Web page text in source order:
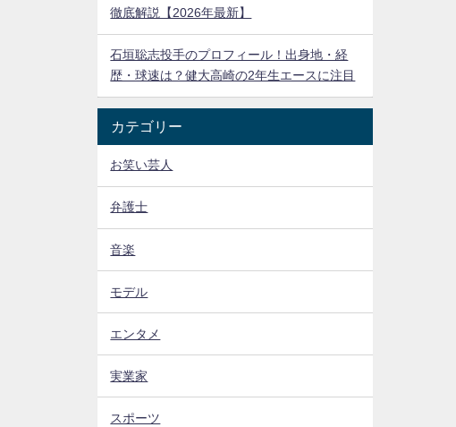
徹底解説【2026年最新】
石垣聡志投手のプロフィール！出身地・経
歴・球速は？健大高崎の2年生エースに注目
カテゴリー
お笑い芸人
弁護士
音楽
モデル
エンタメ
実業家
スポーツ